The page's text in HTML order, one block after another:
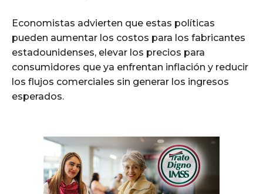
Economistas advierten que estas políticas
pueden aumentar los costos para los fabricantes
estadounidenses, elevar los precios para
consumidores que ya enfrentan inflación y reducir
los flujos comerciales sin generar los ingresos
esperados.